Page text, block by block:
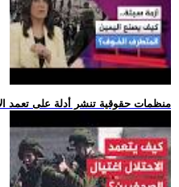
.. منظمات حقوقية تنشر أدلة على تعمد